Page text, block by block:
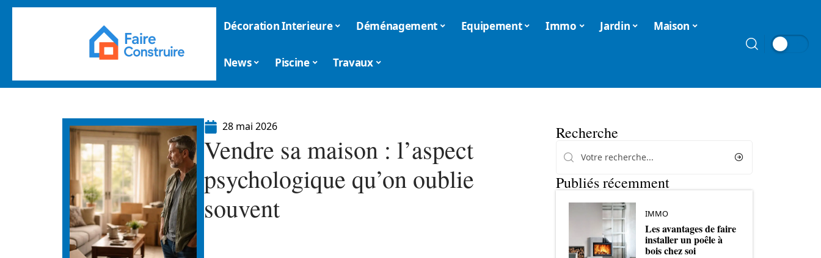
Décoration Interieure Déménagement Equipement Immo Jardin Maison
News Piscine Travaux
28 mai 2026
Vendre sa maison : l’aspect
psychologique qu’on oublie
souvent
Recherche
Publiés récemment
IMMO
Les avantages de faire
installer un poêle à
bois chez soi